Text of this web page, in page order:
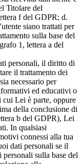
Titolare del
f del GDPR; d.
siano trattati per
sulla base del
1, lettera a del
personali, il diritto di
il trattamento dei
necessario per
ed educativi o
Lei è parte, oppure
della conclusione di
b del GDPR), Lei
In qualsiasi
connessi alla tua
dati personali se il
sulla base del